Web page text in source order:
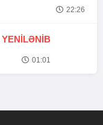
22:26
YENİLƏNİB
01:01